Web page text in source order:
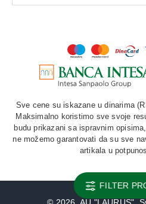
Sve cene su iskazane u dinarima
Maksimalno koristimo sve svoje
budu prikazani sa ispravnim
ne možemo garantovati da su sve
artikala u
FILTER